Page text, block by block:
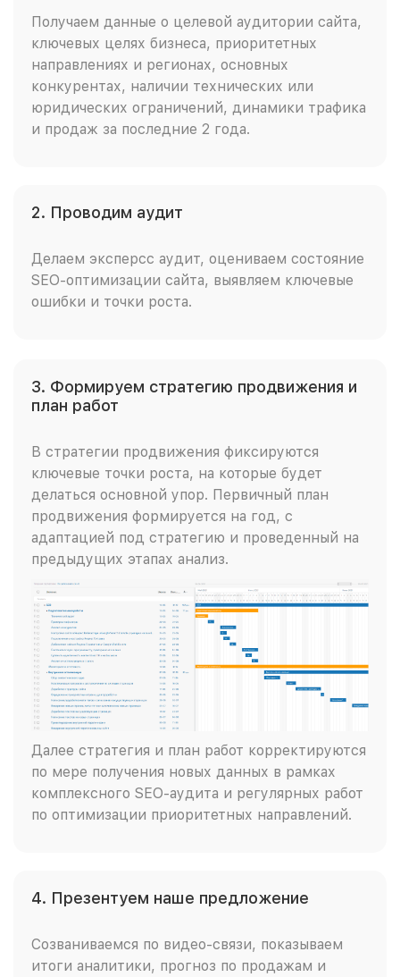
Получаем данные о целевой аудитории сайта,
ключевых целях бизнеса, приоритетных
направлениях и регионах, основных
конкурентах, наличии технических или
юридических ограничений, динамики трафика
и продаж за последние 2 года.
2. Проводим аудит
Делаем эксперсс аудит, оцениваем состояние
SEO-оптимизации сайта, выявляем ключевые
ошибки и точки роста.
3. Формируем стратегию продвижения и
план работ
В стратегии продвижения фиксируются
ключевые точки роста, на которые будет
делаться основной упор. Первичный план
продвижения формируется на год, с
адаптацией под стратегию и проведенный на
предыдущих этапах анализ.
Далее стратегия и план работ корректируются
по мере получения новых данных в рамках
комплексного SEO-аудита и регулярных работ
по оптимизации приоритетных направлений.
4. Презентуем наше предложение
Созваниваемся по видео-связи, показываем
итоги аналитики, прогноз по продажам и